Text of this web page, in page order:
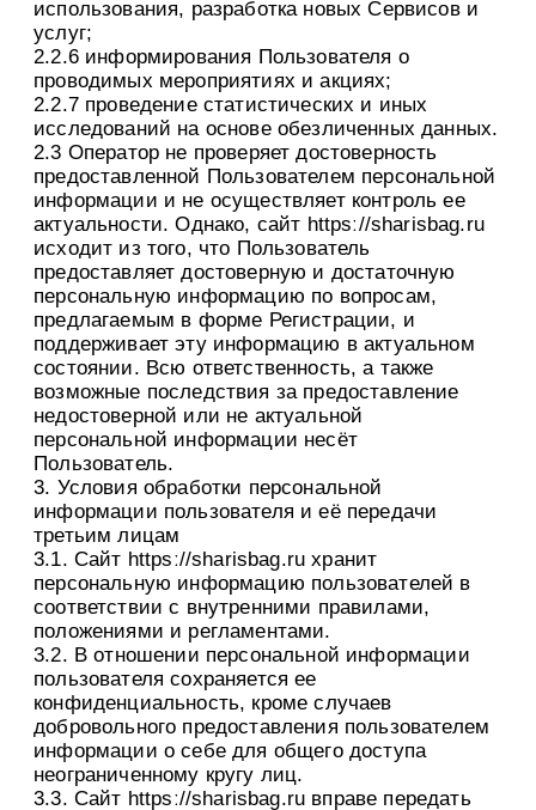
использования, разработка новых Сервисов и
услуг;
2.2.6 информирования Пользователя о
проводимых мероприятиях и акциях;
2.2.7 проведение статистических и иных
исследований на основе обезличенных данных.
2.3 Оператор не проверяет достоверность
предоставленной Пользователем персональной
информации и не осуществляет контроль ее
актуальности. Однако, сайт httpsː//sharisbag.ru
исходит из того, что Пользователь
предоставляет достоверную и достаточную
персональную информацию по вопросам,
предлагаемым в форме Регистрации, и
поддерживает эту информацию в актуальном
состоянии. Всю ответственность, а также
возможные последствия за предоставление
недостоверной или не актуальной
персональной информации несёт
Пользователь.
3. Условия обработки персональной
информации пользователя и её передачи
третьим лицам
3.1. Сайт httpsː//sharisbag.ru хранит
персональную информацию пользователей в
соответствии с внутренними правилами,
положениями и регламентами.
3.2. В отношении персональной информации
пользователя сохраняется ее
конфиденциальность, кроме случаев
добровольного предоставления пользователем
информации о себе для общего доступа
неограниченному кругу лиц.
3.3. Сайт httpsː//sharisbag.ru вправе передать